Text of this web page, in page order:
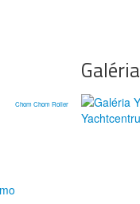
Chom Chom Roller
Galéria